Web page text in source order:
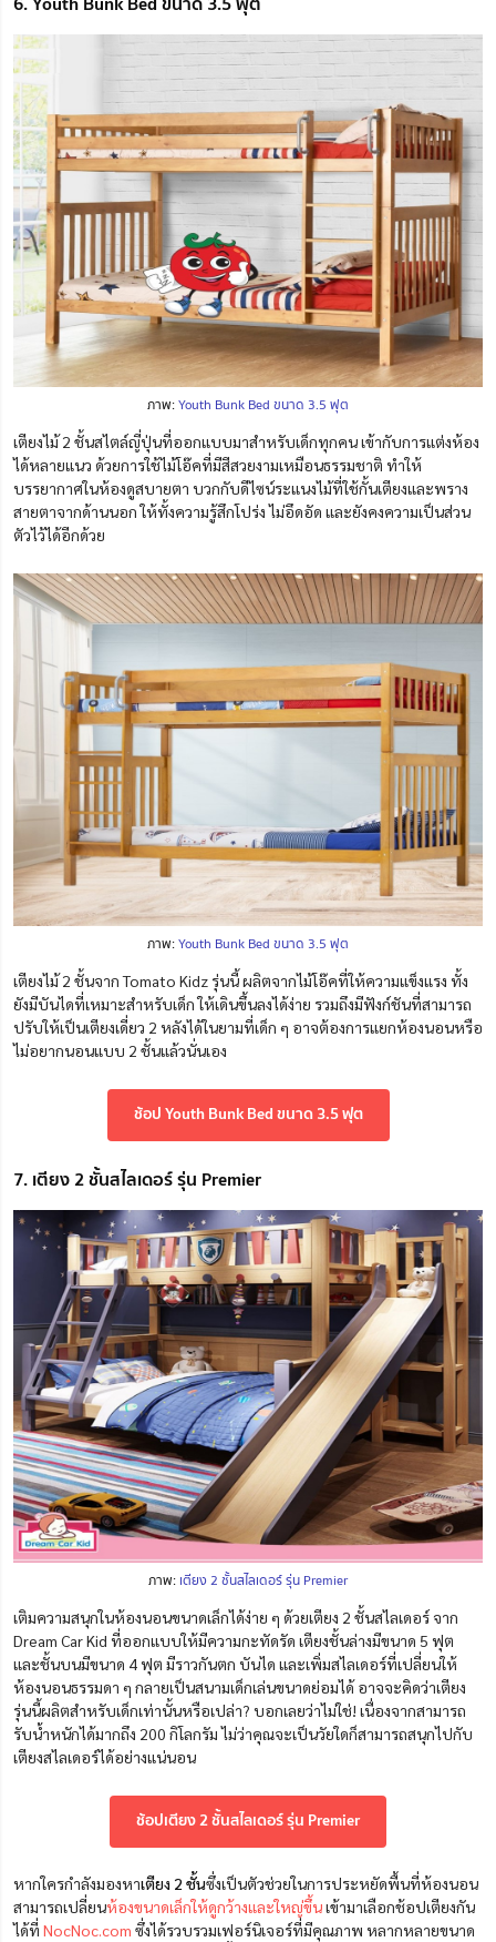
ภาพ:Youth Bunk Bed ขนาด 3.5 ฟุต
เตียงไม้ 2 ชั้นสไตล์ญี่ปุ่นที่ออกแบบมาสำหรับเด็กทุกคน เข้ากับการแต่งห้อง
ได้หลายแนว ด้วยการใช้ไม้โอ๊คที่มีสีสวยงามเหมือนธรรมชาติ ทำให้
บรรยากาศในห้องดูสบายตา บวกกับดีไซน์ระแนงไม้ที่ใช้กั้นเตียงและพราง
สายตาจากด้านนอก ให้ทั้งความรู้สึกโปร่ง ไม่อึดอัด และยังคงความเป็นส่วน
ตัวไว้ได้อีกด้วย
ภาพ:Youth Bunk Bed ขนาด 3.5 ฟุต
เตียงไม้ 2 ชั้นจาก Tomato Kidz รุ่นนี้ ผลิตจากไม้โอ๊คที่ให้ความแข็งแรง ทั้ง
ยังมีบันไดที่เหมาะสำหรับเด็ก ให้เดินขึ้นลงได้ง่าย รวมถึงมีฟังก์ชันที่สามารถ
ปรับให้เป็นเตียงเดี่ยว 2 หลังได้ในยามที่เด็ก ๆ อาจต้องการแยกห้องนอนหรือ
ไม่อยากนอนแบบ 2 ชั้นแล้วนั่นเอง
ช้อป Youth Bunk Bed ขนาด 3.5 ฟุต
7. เตียง 2 ชั้นสไลเดอร์ รุ่น Premier
ภาพ: เตียง 2 ชั้นสไลเดอร์ รุ่น Premier
เติมความสนุกในห้องนอนขนาดเล็กได้ง่าย ๆ ด้วยเตียง 2 ชั้นสไลเดอร์ จาก
Dream Car Kid ที่ออกแบบให้มีความกะทัดรัด เตียงชั้นล่างมีขนาด 5 ฟุต
และชั้นบนมีขนาด 4 ฟุต มีราวกันตก บันได และเพิ่มสไลเดอร์ที่เปลี่ยนให้
ห้องนอนธรรมดา ๆ กลายเป็นสนามเด็กเล่นขนาดย่อมได้ อาจจะคิดว่าเตียง
รุ่นนี้ผลิตสำหรับเด็กเท่านั้นหรือเปล่า? บอกเลยว่าไม่ใช่! เนื่องจากสามารถ
รับน้ำหนักได้มากถึง 200 กิโลกรัม ไม่ว่าคุณจะเป็นวัยใดก็สามารถสนุกไปกับ
เตียงสไลเดอร์ได้อย่างแน่นอน
ช้อปเตียง 2 ชั้นสไลเดอร์ รุ่น Premier
หากใครกำลังมองหาเตียง 2 ชั้นซึ่งเป็นตัวช่วยในการประหยัดพื้นที่ห้องนอน
สามารถเปลี่ยนห้องขนาดเล็กให้ดูกว้างและใหญ่ขึ้นเข้ามาเลือกช้อปเตียงกัน
ได้ที่ NocNoc.com ซึ่งได้รวบรวมเฟอร์นิเจอร์ที่มีคุณภาพ หลากหลายขนาด